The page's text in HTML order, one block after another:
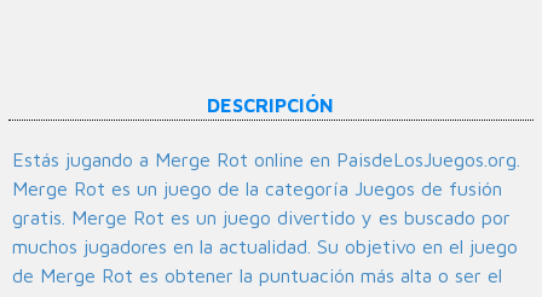
DESCRIPCIÓN
Estás jugando a Merge Rot online en PaisdeLosJuegos.org.
Merge Rot es un juego de la categoría Juegos de fusión
gratis. Merge Rot es un juego divertido y es buscado por
muchos jugadores en la actualidad. Su objetivo en el juego
de Merge Rot es obtener la puntuación más alta o ser el